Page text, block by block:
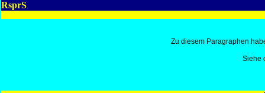
RsprS
Zu diesem Paragraphen
Siehe